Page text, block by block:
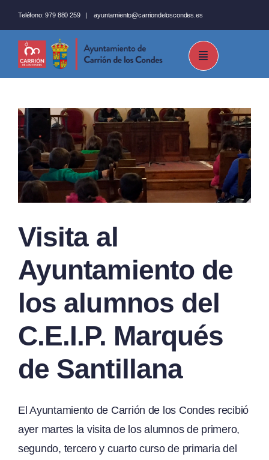
al
contenido
Teléfono: 979 880 259 |ayuntamiento@carriondeloscondes.es
Visita al
Ayuntamiento de
los alumnos del
C.E.I.P. Marqués
de Santillana
El Ayuntamiento de Carrión de los Condes recibió
ayer martes la visita de los alumnos de primero,
segundo, tercero y cuarto curso de primaria del